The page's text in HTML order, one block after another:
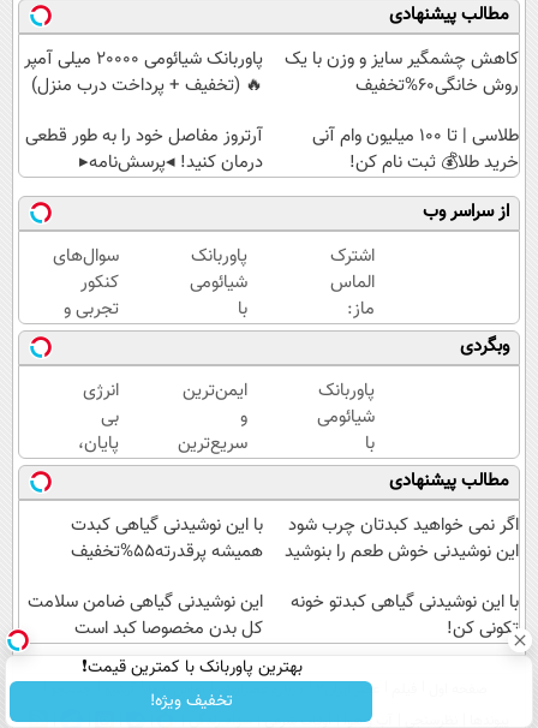
مطالب پیشنهادی
کاهش چشمگیر سایز و وزن با یک
روش خانگی60%تخفیف
پاوربانک شیائومی 2۰۰۰۰ میلی آمپر
🔥 (تخفیف + پرداخت درب منزل)
طلاسی | تا 100 میلیون وام آنی
خرید طلا💰 ثبت نام کن!
آرتروز مفاصل خود را به طور قطعی
درمان کنید! ◂پرسش‌نامه▸
از سراسر وب
اشترک
الماس
ماز:
کامل‌ترین
خدمات
آموزشی
برای
کنکوری‌ها
پاوربانک
شیائومی
با
قابلیت
فست
شارژ در
زمان
های بی
برقی⚡
سوال‌های
کنکور
تجربی و
ریاضی در
پکیج ماز
وبگردی
پاوربانک
شیائومی
با
تخفیف
ویژه به
مدت
محدود
ایمن‌ترین
و
سریع‌ترین
راه برای
شارژ
گوشی😍
👌🏻
انرژی
بی
پایان،
در هر
سفر و
هر
لحظه😍
شیائومی
با
تخفیف
ویژه🔥
مطالب پیشنهادی
اگر نمی خواهید کبدتان چرب شود
این نوشیدنی خوش طعم را بنوشید
با این نوشیدنی گیاهی کبدت
همیشه پرقدرته55%تخفیف
با این نوشیدنی گیاهی کبدتو خونه
تکونی کن!
این نوشیدنی گیاهی ضامن سلامت
کل بدن مخصوصا کبد است
بهترین پاوربانک با کمترین قیمت❗
تخفیف ویژه!
عصر ایران۲ درباره عصرایران تماس با ما
آب و هوا اوقات شرعی سواد زندگی